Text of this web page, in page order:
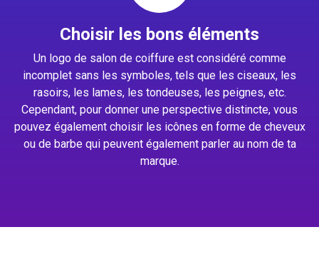
Choisir les bons éléments
Un logo de salon de coiffure est considéré comme
incomplet sans les symboles, tels que les ciseaux, les
rasoirs, les lames, les tondeuses, les peignes, etc.
Cependant, pour donner une perspective distincte, vous
pouvez également choisir les icônes en forme de cheveux
ou de barbe qui peuvent également parler au nom de ta
marque.